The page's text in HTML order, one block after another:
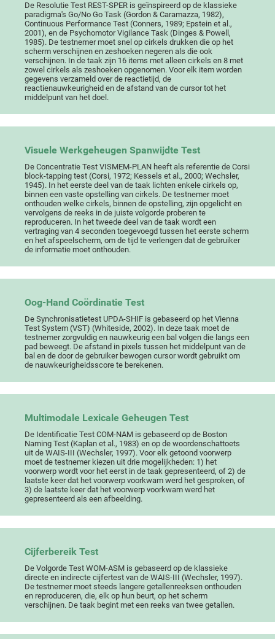
De Resolutie Test REST-SPER is geïnspireerd op de klassieke
paradigma's Go/No Go Task (Gordon & Caramazza, 1982),
Continuous Performance Test (Conners, 1989; Epstein et al.,
2001), en de Psychomotor Vigilance Task (Dinges & Powell,
1985). De testnemer moet snel op cirkels drukken die op het
scherm verschijnen en zeshoeken negeren als die ook
verschijnen. In de taak zijn 16 items met alleen cirkels en 8 met
zowel cirkels als zeshoeken opgenomen. Voor elk item worden
gegevens verzameld over de reactietijd, de
reactienauwkeurigheid en de afstand van de cursor tot het
middelpunt van het doel.
Visuele Werkgeheugen Spanwijdte Test
De Concentratie Test VISMEM-PLAN heeft als referentie de Corsi
block-tapping test (Corsi, 1972; Kessels et al., 2000; Wechsler,
1945). In het eerste deel van de taak lichten enkele cirkels op,
binnen een vaste opstelling van cirkels. De testnemer moet
onthouden welke cirkels, binnen de opstelling, zijn opgelicht en
vervolgens de reeks in de juiste volgorde proberen te
reproduceren. In het tweede deel van de taak wordt een
vertraging van 4 seconden toegevoegd tussen het eerste scherm
en het afspeelscherm, om de tijd te verlengen dat de gebruiker
de informatie moet onthouden.
Oog-Hand Coördinatie Test
De Synchronisatietest UPDA-SHIF is gebaseerd op het Vienna
Test System (VST) (Whiteside, 2002). In deze taak moet de
testnemer zorgvuldig en nauwkeurig een bal volgen die langs een
pad beweegt. De afstand in pixels tussen het middelpunt van de
bal en de door de gebruiker bewogen cursor wordt gebruikt om
de nauwkeurigheidsscore te berekenen.
Multimodale Lexicale Geheugen Test
De Identificatie Test COM-NAM is gebaseerd op de Boston
Naming Test (Kaplan et al., 1983) en op de woordenschattoets
uit de WAIS-III (Wechsler, 1997). Voor elk getoond voorwerp
moet de testnemer kiezen uit drie mogelijkheden: 1) het
voorwerp wordt voor het eerst in de taak gepresenteerd, of 2) de
laatste keer dat het voorwerp voorkwam werd het gesproken, of
3) de laatste keer dat het voorwerp voorkwam werd het
gepresenteerd als een afbeelding.
Cijferbereik Test
De Volgorde Test WOM-ASM is gebaseerd op de klassieke
directe en indirecte cijfertest van de WAIS-III (Wechsler, 1997).
De testnemer moet steeds langere getallenreeksen onthouden
en reproduceren, die, elk op hun beurt, op het scherm
verschijnen. De taak begint met een reeks van twee getallen.